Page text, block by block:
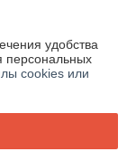
19
удобства
персональных
cookies или